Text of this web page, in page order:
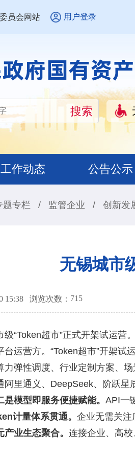
员会网站 用户登录
工作动态 公告公示
题专栏 / 监管企业 / 创新发
无锡城市
15:38 浏览次数： 715
超市”正式开架试运营
运营方。“Token超市”开架试
力弹性调度、行业定制方案、
阿里通义、DeepSeek、阶跃星
是模型即服务便捷赋能。 API一
计量体系贯通。 企业无需关注
产业生态聚合。 连接企业、高